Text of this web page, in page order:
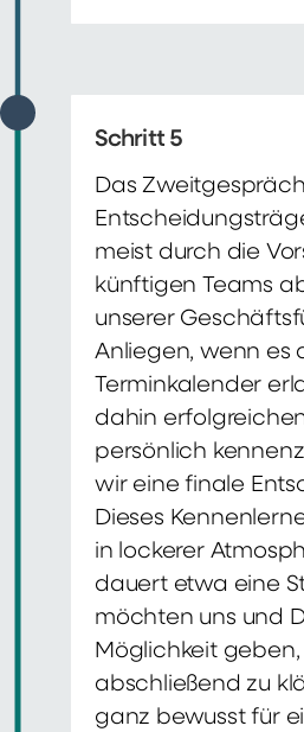
Schritt 5
Das
meist durch die
künftigen Teams
unserer
Anliegen, wenn es
Terminkalender
dahin
persönlich
wir eine finale
Dieses
in lockerer
dauert etwa eine
möchten uns und
Möglichkeit
abschließend zu
ganz bewusst für